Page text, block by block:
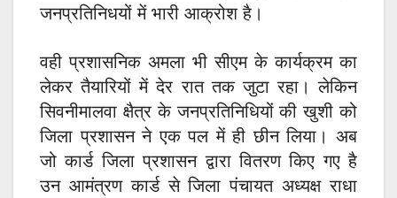
जनप्रतिनिधयों में भारी आक्रोश है।
वही प्रशासनिक अमला भी सीएम के कार्यक्रम का
लेकर तैयारियों में देर रात तक जुटा रहा। लेकिन
सिवनीमालवा क्षैत्र के जनप्रतिनिधियों की खुशी को
जिला प्रशासन ने एक पल में ही छीन लिया। अब
जो कार्ड जिला प्रशासन द्वारा वितरण किए गए है
उन आमंत्रण कार्ड से जिला पंचायत अध्यक्ष राधा